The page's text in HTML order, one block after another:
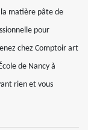
la matière pâte de
pour
chez Comptoir art
de Nancy à
rien et vous